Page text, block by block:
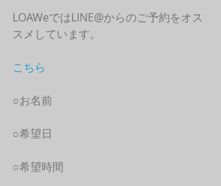
LOAWeではLINE@からのご予約をオス
スメしています。
こちら
○お名前
○希望日
○希望時間